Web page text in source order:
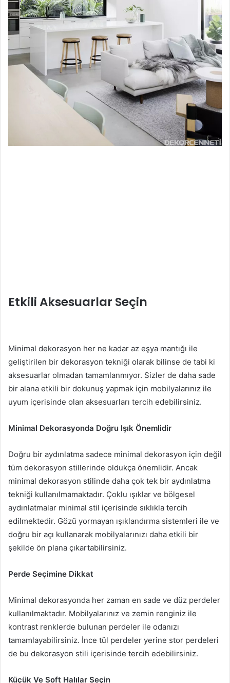
Etkili Aksesuarlar Seçin
Minimal dekorasyon her ne kadar az eşya mantığı ile
geliştirilen bir dekorasyon tekniği olarak bilinse de tabi ki
aksesuarlar olmadan tamamlanmıyor. Sizler de daha sade
bir alana etkili bir dokunuş yapmak için mobilyalarınız ile
uyum içerisinde olan aksesuarları tercih edebilirsiniz.
Minimal Dekorasyonda Doğru Işık Önemlidir
Doğru bir aydınlatma sadece minimal dekorasyon için değil
tüm dekorasyon stillerinde oldukça önemlidir. Ancak
minimal dekorasyon stilinde daha çok tek bir aydınlatma
tekniği kullanılmamaktadır. Çoklu ışıklar ve bölgesel
aydınlatmalar minimal stil içerisinde sıklıkla tercih
edilmektedir. Gözü yormayan ışıklandırma sistemleri ile ve
doğru bir açı kullanarak mobilyalarınızı daha etkili bir
şekilde ön plana çıkartabilirsiniz.
Perde Seçimine Dikkat
Minimal dekorasyonda her zaman en sade ve düz perdeler
kullanılmaktadır. Mobilyalarınız ve zemin renginiz ile
kontrast renklerde bulunan perdeler ile odanızı
tamamlayabilirsiniz. İnce tül perdeler yerine stor perdeleri
de bu dekorasyon stili içerisinde tercih edebilirsiniz.
Küçük Ve Soft Halılar Seçin